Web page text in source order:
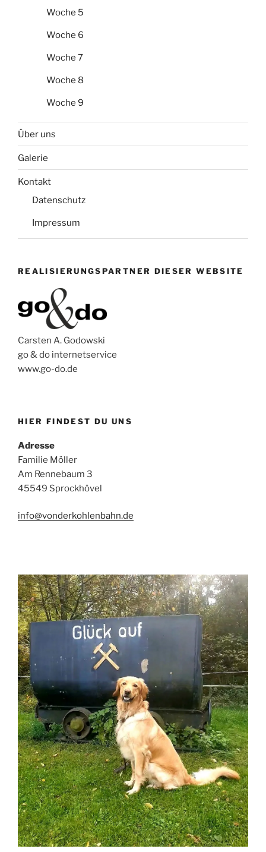
Woche 5
Woche 6
Woche 7
Woche 8
Woche 9
Über uns
Galerie
Kontakt
Datenschutz
Impressum
REALISIERUNGSPARTNER DIESER WEBSITE
Carsten A. Godowski
go & do internetservice
www.go-do.de
HIER FINDEST DU UNS
Adresse
Familie Möller
Am Rennebaum 3
45549 Sprockhövel
info@vonderkohlenbahn.de